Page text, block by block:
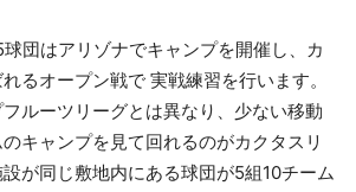
団はアリゾナでキャンプを開催し、カ
るオープン戦で 実戦練習を行います。
ルーツリーグとは異なり、少ない移動
キャンプを見て回れるのがカクタスリ
が同じ敷地内にある球団が5組10チーム